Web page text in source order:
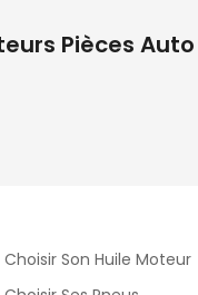
Pièces
Choisir Son Huile Moteur